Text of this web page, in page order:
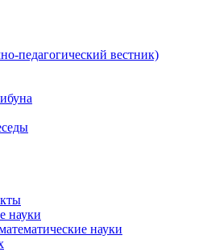
педагогический вестник)
науки
науки